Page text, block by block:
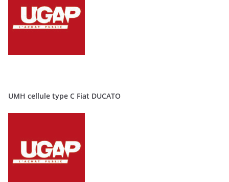
UMH cellule type C Fiat DUCATO